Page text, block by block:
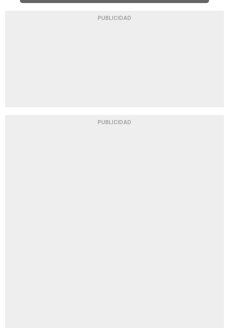
PUBLICIDAD
PUBLICIDAD